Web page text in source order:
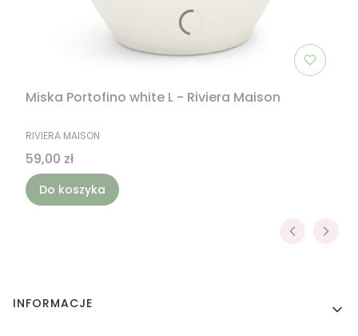
Miska Portofino white L - Riviera Maison
PRODUCENT
RIVIERA MAISON
Cena
59,00 zł
Do koszyka
Linki w stopce
INFORMACJE